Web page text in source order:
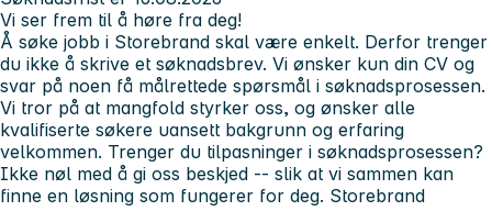
Vi ser frem til å høre fra deg!
Å søke jobb i Storebrand skal være enkelt. Derfor trenger
du ikke å skrive et søknadsbrev. Vi ønsker kun din CV og
svar på noen få målrettede spørsmål i søknadsprosessen.
Vi tror på at mangfold styrker oss, og ønsker alle
kvalifiserte søkere uansett bakgrunn og erfaring
velkommen. Trenger du tilpasninger i søknadsprosessen?
Ikke nøl med å gi oss beskjed -- slik at vi sammen kan
finne en løsning som fungerer for deg. Storebrand